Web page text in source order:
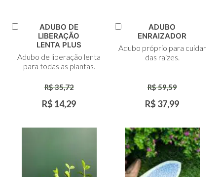
Adicionar
ADUBO DE
LIBERAÇÃO
LENTA PLUS
Adubo de liberação lenta
para todas as plantas.
R$ 35,72
R$ 14,29
Adicionar
Carrinho
ADUBO
ENRAIZADOR
Adubo próprio para cuidar
das raízes.
R$ 59,59
R$ 37,99